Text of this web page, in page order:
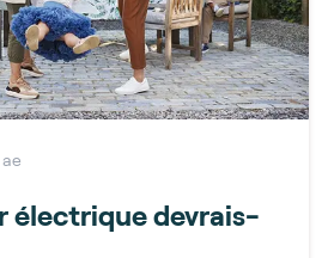
électrique devrais-